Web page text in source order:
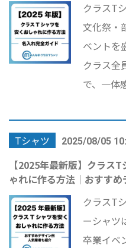
クラスT
文化祭・
ベントを
クラス全
で、一体
どの名入
界に一つ
ます。 本記事では、「クラスTシャツ 作
成」を検
ン・料金
業者・安
の情報を
Tシャツ 2025/08/05
【2025年最新版】クラス
ゃれに作る方法｜おすす
クラスT
ーシャツ
卒業イベ